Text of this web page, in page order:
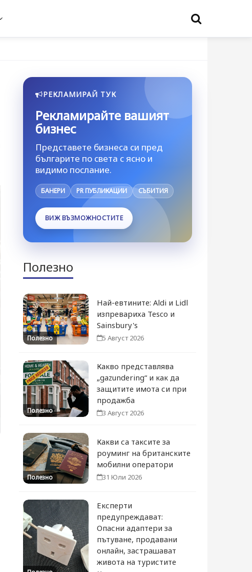
РЕКЛАМИРАЙ ТУК
Рекламирайте вашият
бизнес
Представете бизнеса си пред
българите по света с ясно и
видимо послание.
БАНЕРИ PR ПУБЛИКАЦИИ СЪБИТИЯ
ВИЖ ВЪЗМОЖНОСТИТЕ
Полезно
Полезно
Най-евтините: Aldi и Lidl
изпревариха Tesco и
Sainsbury's
5 Август 2026
Полезно
Какво представлява
„gazundering“ и как да
защитите имота си при
продажба
3 Август 2026
Полезно
Какви са таксите за
роуминг на британските
мобилни оператори
31 Юли 2026
Експерти
предупреждават:
Опасни адаптери за
пътуване, продавани
онлайн, застрашават
живота на туристите